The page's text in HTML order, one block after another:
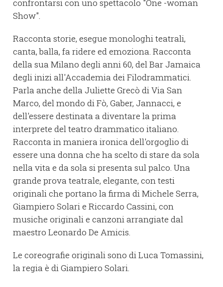
confrontarsi con uno spettacolo "One -woman
Show".
Racconta storie, esegue monologhi teatrali,
canta, balla, fa ridere ed emoziona. Racconta
della sua Milano degli anni 60, del Bar Jamaica
degli inizi all'Accademia dei Filodrammatici.
Parla anche della Juliette Grecò di Via San
Marco, del mondo di Fò, Gaber, Jannacci, e
dell'essere destinata a diventare la prima
interprete del teatro drammatico italiano.
Racconta in maniera ironica dell'orgoglio di
essere una donna che ha scelto di stare da sola
nella vita e da sola si presenta sul palco. Una
grande prova teatrale, elegante, con testi
originali che portano la firma di Michele Serra,
Giampiero Solari e Riccardo Cassini, con
musiche originali e canzoni arrangiate dal
maestro Leonardo De Amicis.
Le coreografie originali sono di Luca Tomassini,
la regia è di Giampiero Solari.